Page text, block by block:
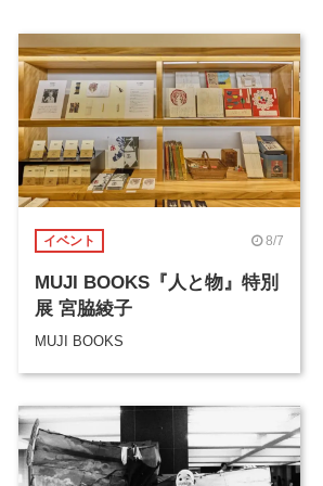
イベント 8/7
MUJI BOOKS『人と物』特別
展 宮脇綾子
MUJI BOOKS